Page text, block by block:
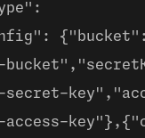
secret-
access-